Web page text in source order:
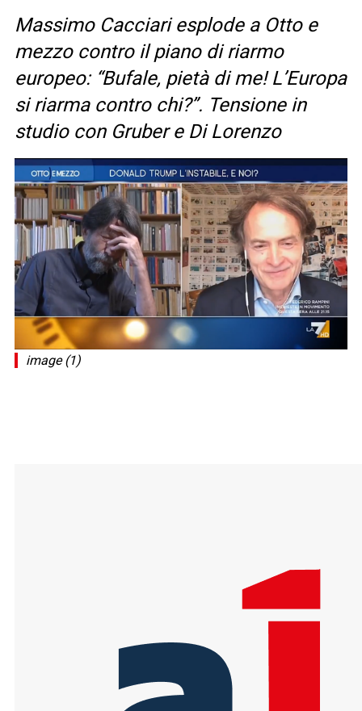
Massimo Cacciari esplode a Otto e
mezzo contro il piano di riarmo
europeo: “Bufale, pietà di me! L’Europa
si riarma contro chi?”. Tensione in
studio con Gruber e Di Lorenzo
image (1)